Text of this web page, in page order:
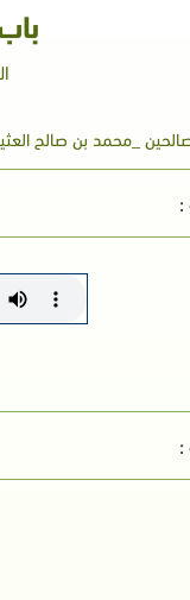
_محمد بن صالح
:
: